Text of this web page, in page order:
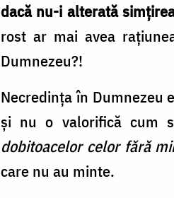
dacă nu-i alterată
rost ar mai avea
Dumnezeu?!
Necredința în Dumnezeu
și nu o valorifică cum
dobitoacelor celor fără
care nu au minte.